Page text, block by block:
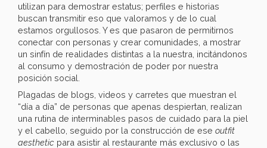
utilizan para demostrar estatus; perfiles e historias
buscan transmitir eso que valoramos y de lo cual
estamos orgullosos. Y es que pasaron de permitirnos
conectar con personas y crear comunidades, a mostrar
un sinfín de realidades distintas a la nuestra, incitándonos
al consumo y demostración de poder por nuestra
posición social.
Plagadas de blogs, videos y carretes que muestran el
“día a día” de personas que apenas despiertan, realizan
una rutina de interminables pasos de cuidado para la piel
y el cabello, seguido por la construcción de ese outfit
aesthetic para asistir al restaurante más exclusivo o las